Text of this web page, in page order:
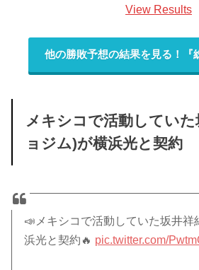
View Results
他の勝敗予想の結果を見る！『
メキシコで活動していた
ョジム)が横浜光と契約
📣メキシコで活動していた坂井祥
浜光と契約🔥 pic.twitter.com/